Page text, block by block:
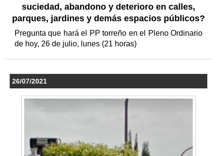
suciedad, abandono y deterioro en calles,
parques, jardines y demás espacios públicos?
Pregunta que hará el PP torreño en el Pleno Ordinario
de hoy, 26 de julio, lunes (21 horas)
26/07/2021